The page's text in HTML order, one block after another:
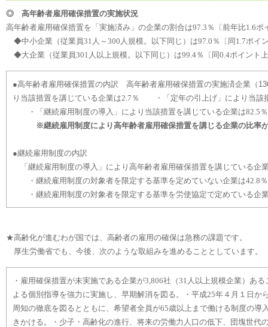
◎ 高年齢者雇用確保措置の実施状況
高年齢者雇用確保措置を「実施済み」の企業の割合は97.3 ％〔前年比1.6ポ
◆中小企業（従業員31 人～ 300 人規模。以下同じ）は97.0 ％〔同1.7ポイ
◆大企業（従業員301 人以上規模。以下同じ）は99.4％〔同0.4ポイント
●高年齢者雇用確保措置の内訳 高年齢者雇用確保措置の実施済企業（
り当該措置を講じている企業は2.7 ％
・「定年の引上げ」により当該
・「継続雇用制度の導入」により当該措置を講じている企業は82.5 ％
※継続雇用制度により高年齢者雇用確保措置を講じる企業の比率
●継続雇用制度の内訳
「継続雇用制度の導入」により高年齢者雇用確保措置を講じている企
・継続雇用制度の対象者を限定する基準を定めていない企業は42.8 ％
・継続雇用制度の対象者を限定する基準を労使協定で定めている企
★高齢化が進むわが国では、高齢者の雇用の確保は急務の課題です。
厚生労働省でも、今後、次のような取組みを進めることとしています。
・雇用確保措置が未実施である企業が3,806社（31 人以上規模企業）あ
よる個別指導を強力に実施し、早期解消を図る。
・平成25年４月１日か
周知の徹底を図るとともに、希望者全員が65歳以上まで働ける制度の導
きかける。
・少子・高齢化の進行、将来の労働力人口の低下、団塊世代